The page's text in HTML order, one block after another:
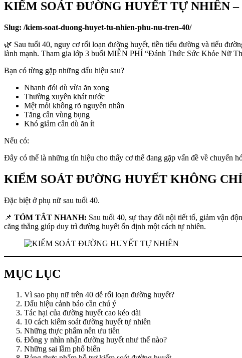
KIỂM SOÁT ĐƯỜNG HUYẾT TỰ NHIÊN –
Slug: /kiem-soat-duong-huyet-tu-nhien-phu-nu-tren-40/
🌿 Sau tuổi 40, nguy cơ rối loạn đường huyết, tiền tiểu đường và tiểu
lành mạnh. Tham gia lớp 3 buổi MIỄN PHÍ “Đánh Thức Sức Khỏe Nữ
Bạn có từng gặp những dấu hiệu sau?
Nhanh đói dù vừa ăn xong
Thường xuyên khát nước
Mệt mỏi không rõ nguyên nhân
Tăng cân vùng bụng
Khó giảm cân dù ăn ít
Nếu có:
Đây có thể là những tín hiệu cho thấy cơ thể đang gặp vấn đề về chuyển
KIỂM SOÁT ĐƯỜNG HUYẾT KHÔNG
Đặc biệt ở phụ nữ sau tuổi 40.
📌 TÓM TẮT NHANH: Sau tuổi 40, sự thay đổi nội tiết tố, giảm vận
căng thẳng giúp duy trì đường huyết ổn định một cách tự nhiên.
MỤC LỤC
Vì sao phụ nữ trên 40 dễ rối loạn đường huyết?
Dấu hiệu cảnh báo cần chú ý
Tác hại của đường huyết cao kéo dài
10 cách kiểm soát đường huyết tự nhiên
Những thực phẩm nên ưu tiên
Đông y nhìn nhận đường huyết như thế nào?
Những sai lầm phổ biến